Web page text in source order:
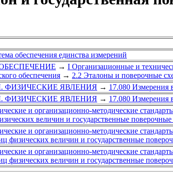
обеспечения единства измерений
→ I Организационные и
обеспечения → 2.2 Эталоны и поверочные
ФИЗИЧЕСКИЕ ЯВЛЕНИЯ → 17.080 Измерения
ФИЗИЧЕСКИЕ ЯВЛЕНИЯ → 17.080 Измерения
и организационно-методические
величин и государственные
и организационно-методические
физических величин и государственные
и организационно-методические
физических величин и государственные